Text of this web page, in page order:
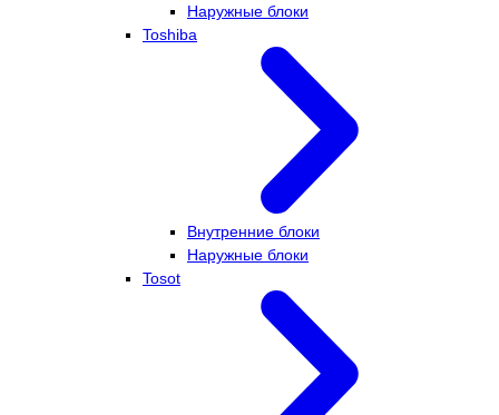
Наружные блоки
Toshiba
Внутренние блоки
Наружные блоки
Tosot